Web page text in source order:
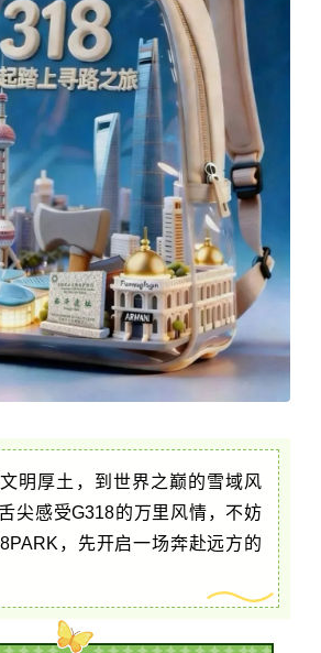
明厚土，到世界之巅的雪域风
尖感受G318的万里风情，不妨
，先开启一场奔赴远方的